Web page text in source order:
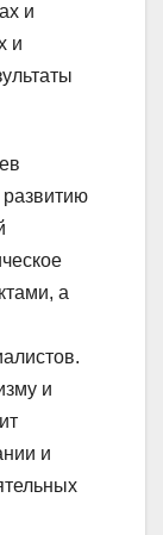
и
и
развитию
а
и
и